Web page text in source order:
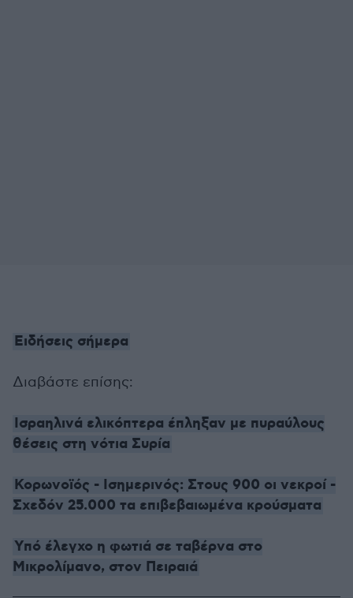
Ειδήσεις σήμερα
Διαβάστε επίσης:
Ισραηλινά ελικόπτερα έπληξαν με πυραύλους
θέσεις στη νότια Συρία
Κορωνοϊός - Ισημερινός: Στους 900 οι νεκροί -
Σχεδόν 25.000 τα επιβεβαιωμένα κρούσματα
Υπό έλεγχο η φωτιά σε ταβέρνα στο
Μικρολίμανο, στον Πειραιά